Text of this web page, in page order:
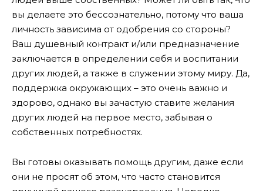
вы делаете это бессознательно, потому что ваша
личность зависима от одобрения со стороны?
Ваш душевный контракт и/или предназначение
заключается в определении себя и воспитании
других людей, а также в служении этому миру. Да,
поддержка окружающих – это очень важно и
здорово, однако вы зачастую ставите желания
других людей на первое место, забывая о
собственных потребностях.
Вы готовы оказывать помощь другим, даже если
они не просят об этом, что часто становится